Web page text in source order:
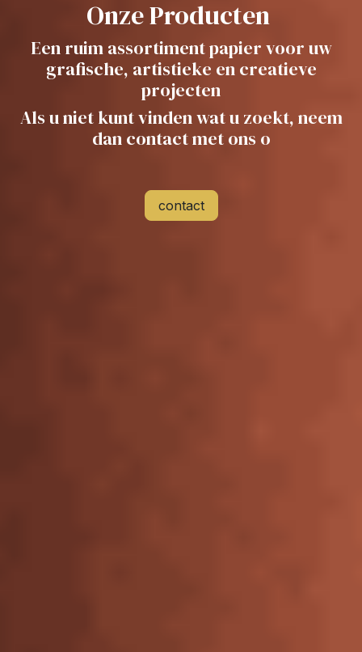
Onze Producten
Een ruim assortiment papier voor uw
grafische, artistieke en cr​eatieve
projecten
Als u niet kunt vinden wat u zoekt, neem
dan contact met ons o
contact